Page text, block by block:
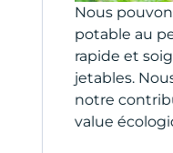
Nous
potable au
rapide et
jetables.
notre
value